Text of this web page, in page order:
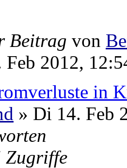
Beitrag von
Feb 2012,
in
» Di 14. Feb
Zugriffe